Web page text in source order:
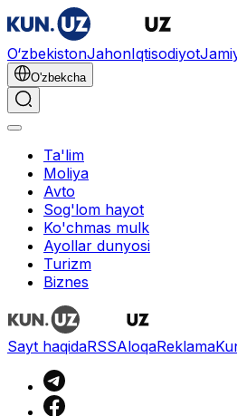
O‘zbekistonJahonIqtisodiyot
O'zbekcha
Ta'lim
Moliya
Avto
Sog'lom hayot
Ko'chmas mulk
Ayollar dunyosi
Turizm
Biznes
Sayt haqidaRSSAloqaReklama